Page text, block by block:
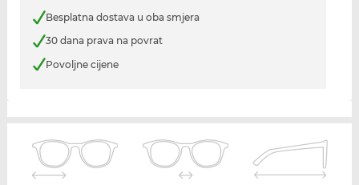
Besplatna dostava u oba smjera
30 dana prava na povrat
Povoljne cijene